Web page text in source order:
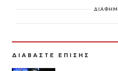
ΔΙΑΒΑΣΤΕ ΕΠΙΣΗΣ